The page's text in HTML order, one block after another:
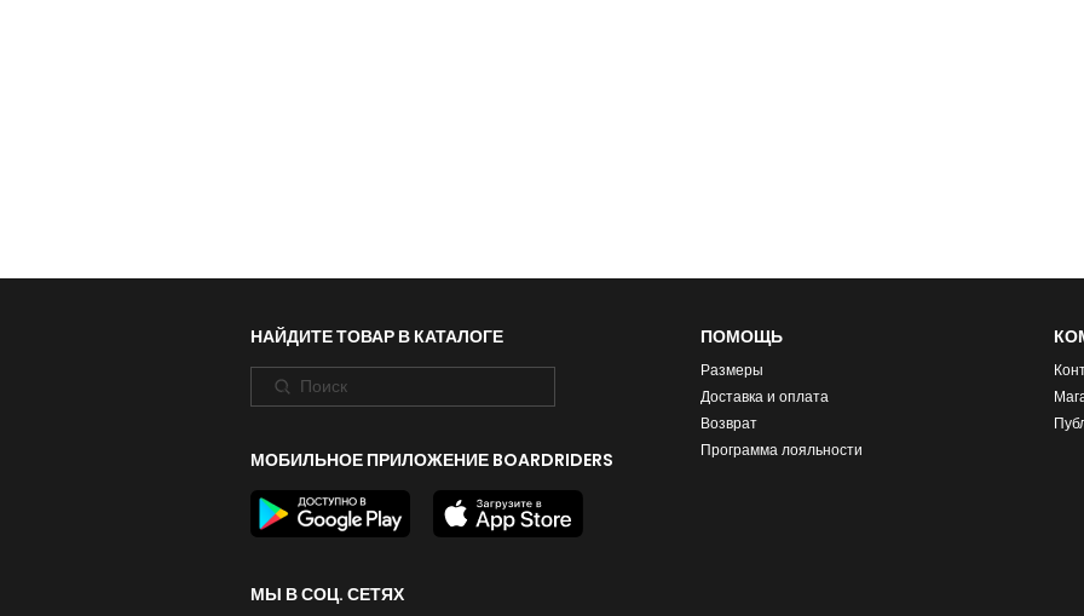
НАЙДИТЕ ТОВАР В КАТАЛОГЕ
МОБИЛЬНОЕ ПРИЛОЖЕНИЕ BOARDRIDERS
МЫ В СОЦ. СЕТЯХ
ПОМОЩЬ
Размеры
Доставка и оплата
Возврат
Программа лояльности